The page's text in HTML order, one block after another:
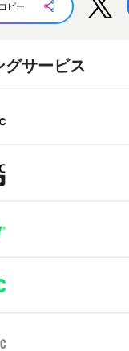
ピー
グサービス